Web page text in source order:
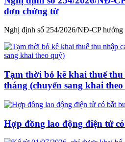
đơn chứng từ
Nghị định số 254/2026/NĐ-CP hướng
Tạm thời bỏ kê khai thuế thu
tháng (chuyển sang khai
Hợp đồng lao động điện tử